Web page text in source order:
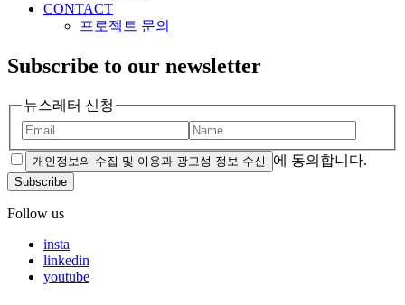
CONTACT
프로젝트 문의
Subscribe to our newsletter
뉴스레터 신청
개인정보의 수집 및 이용과 광고성 정보 수신 에 동의합니다.
Subscribe
Follow us
insta
linkedin
youtube